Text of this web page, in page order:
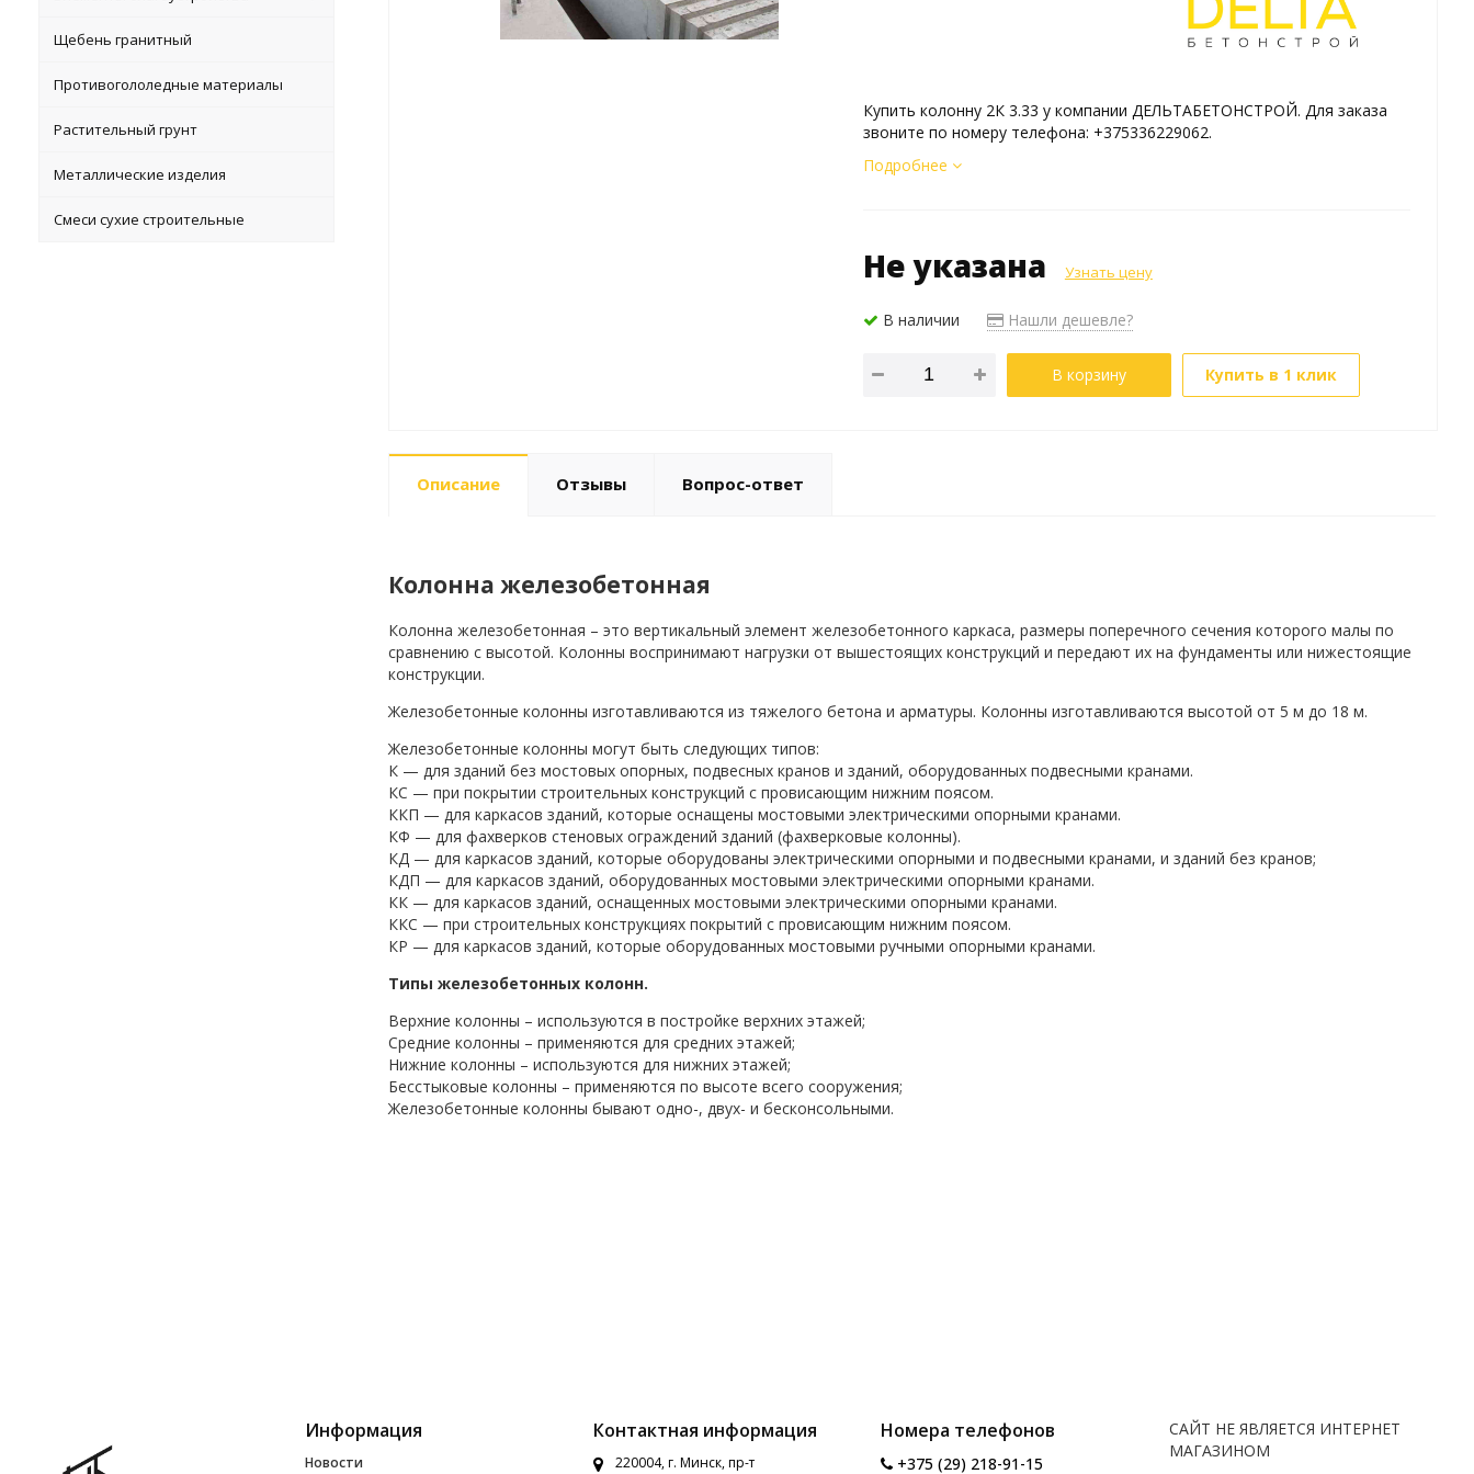
Щебень гранитный
Противогололедные материалы
Растительный грунт
Металлические изделия
Смеси сухие строительные
Купить колонну 2К 3.33 у компании ДЕЛЬТАБЕТОНСТРОЙ. Для заказа
звоните по номеру телефона: +375336229062.
Подробнее
Не указана Узнать цену
В наличии Нашли дешевле?
В корзину Купить в 1 клик
Описание Отзывы Вопрос-ответ
Колонна железобетонная
Колонна железобетонная – это вертикальный элемент железобетонного каркаса, размеры поперечного сечения которого малы по
сравнению с высотой. Колонны воспринимают нагрузки от вышестоящих конструкций и передают их на фундаменты или нижестоящие
конструкции.
Железобетонные колонны изготавливаются из тяжелого бетона и арматуры. Колонны изготавливаются высотой от 5 м до 18 м.
Железобетонные колонны могут быть следующих типов:
К — для зданий без мостовых опорных, подвесных кранов и зданий, оборудованных подвесными кранами.
КС — при покрытии строительных конструкций с провисающим нижним поясом.
ККП — для каркасов зданий, которые оснащены мостовыми электрическими опорными кранами.
КФ — для фахверков стеновых ограждений зданий (фахверковые колонны).
КД — для каркасов зданий, которые оборудованы электрическими опорными и подвесными кранами, и зданий без кранов;
КДП — для каркасов зданий, оборудованных мостовыми электрическими опорными кранами.
КК — для каркасов зданий, оснащенных мостовыми электрическими опорными кранами.
ККС — при строительных конструкциях покрытий с провисающим нижним поясом.
КР — для каркасов зданий, которые оборудованных мостовыми ручными опорными кранами.
Типы железобетонных колонн.
Верхние колонны – используются в постройке верхних этажей;
Средние колонны – применяются для средних этажей;
Нижние колонны – используются для нижних этажей;
Бесстыковые колонны – применяются по высоте всего сооружения;
Железобетонные колонны бывают одно-, двух- и бесконсольными.
Информация
Новости
Контактная информация
220004, г. Минск, пр-т
Номера телефонов
+375 (29) 218-91-15
САЙТ НЕ ЯВЛЯЕТСЯ ИНТЕРНЕТ
МАГАЗИНОМ